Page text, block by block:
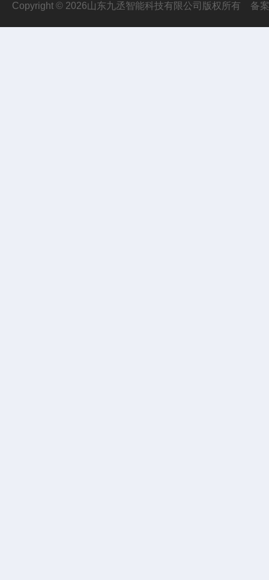
Copyright © 2026山东九丞智能科技有限公司版权所有 备